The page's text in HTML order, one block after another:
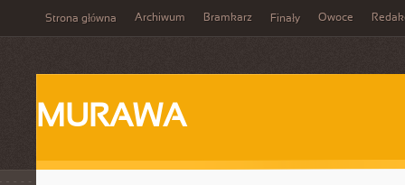
Strona główna Archiwum Bramkarz Finały Owoce
MURAWA